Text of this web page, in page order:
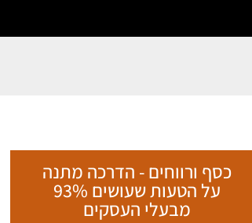
כסף ורווחים - הדרכה מתנה
על הטעות שעושים 93%
מבעלי העסקים